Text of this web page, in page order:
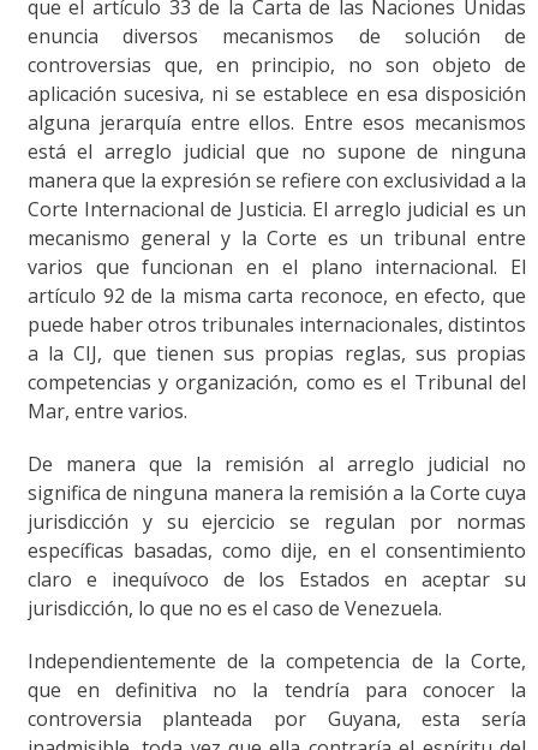
que el artículo 33 de la Carta de las Naciones Unidas
enuncia diversos mecanismos de solución de
controversias que, en principio, no son objeto de
aplicación sucesiva, ni se establece en esa disposición
alguna jerarquía entre ellos. Entre esos mecanismos
está el arreglo judicial que no supone de ninguna
manera que la expresión se refiere con exclusividad a la
Corte Internacional de Justicia. El arreglo judicial es un
mecanismo general y la Corte es un tribunal entre
varios que funcionan en el plano internacional. El
artículo 92 de la misma carta reconoce, en efecto, que
puede haber otros tribunales internacionales, distintos
a la CIJ, que tienen sus propias reglas, sus propias
competencias y organización, como es el Tribunal del
Mar, entre varios.
De manera que la remisión al arreglo judicial no
significa de ninguna manera la remisión a la Corte cuya
jurisdicción y su ejercicio se regulan por normas
específicas basadas, como dije, en el consentimiento
claro e inequívoco de los Estados en aceptar su
jurisdicción, lo que no es el caso de Venezuela.
Independientemente de la competencia de la Corte,
que en definitiva no la tendría para conocer la
controversia planteada por Guyana, esta sería